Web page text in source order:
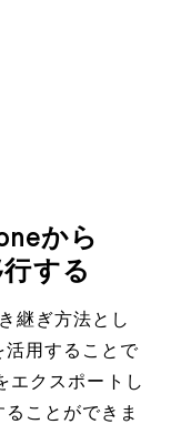
から
する
継ぎ方法とし
活用することで
エクスポートし
ことができま